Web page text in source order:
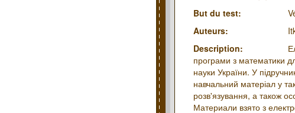
But du test:
Auteurs:
Description:
програми з математики
науки України. У
навчальний матеріал у
розв'язування, а також
Материали взято з